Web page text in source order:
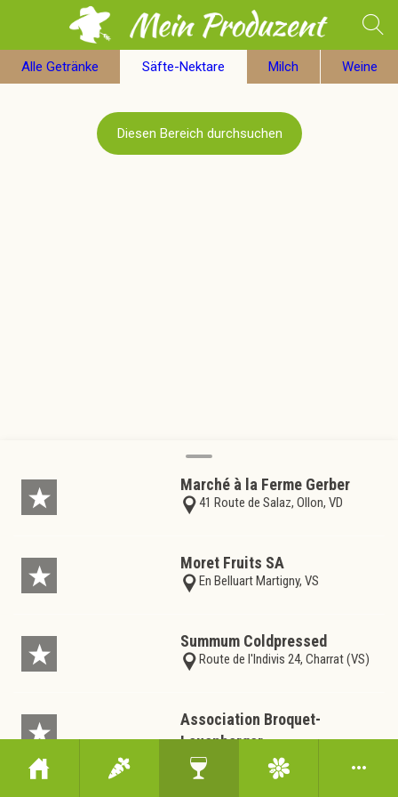
Alle Getränke Säfte-Nektare Milch Weine
Marché à la Ferme Gerber
41 Route de Salaz, Ollon, VD
Moret Fruits SA
En Belluart Martigny, VS
Summum Coldpressed
Route de l'Indivis 24, Charrat (VS)
Association Broquet-
Leuenberger
25 Rte de France, Movelier, JU
Diesen Bereich durchsuchen